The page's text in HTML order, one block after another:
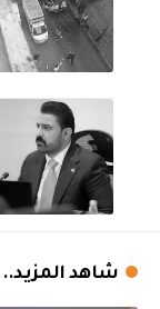
شاهد المزيد..